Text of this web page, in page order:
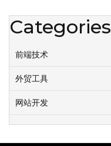
Categories
前端技术
外贸工具
网站开发